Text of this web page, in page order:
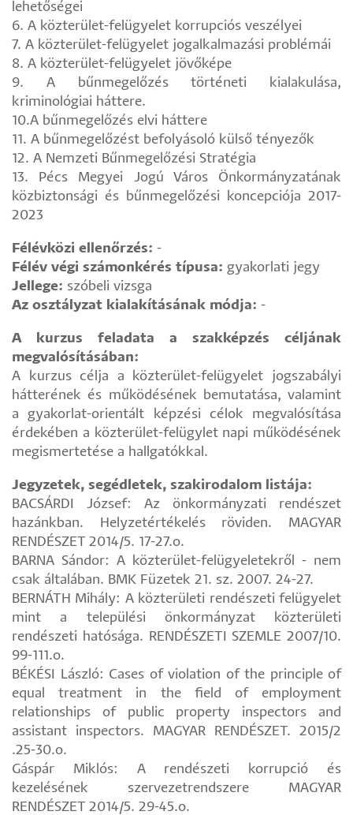
lehetőségei
6. A közterület-felügyelet korrupciós veszélyei
7. A közterület-felügyelet jogalkalmazási problémái
8. A közterület-felügyelet jövőképe
9. A bűnmegelőzés történeti kialakulása,
kriminológiai háttere.
10.A bűnmegelőzés elvi háttere
11. A bűnmegelőzést befolyásoló külső tényezők
12. A Nemzeti Bűnmegelőzési Stratégia
13. Pécs Megyei Jogú Város Önkormányzatának
közbiztonsági és bűnmegelőzési koncepciója 2017-
2023
Félévközi ellenőrzés: -
Félév végi számonkérés típusa: gyakorlati jegy
Jellege: szóbeli vizsga
Az osztályzat kialakításának módja: -
A kurzus feladata a szakképzés céljának
megvalósításában:
A kurzus célja a közterület-felügyelet jogszabályi
hátterének és működésének bemutatása, valamint
a gyakorlat-orientált képzési célok megvalósítása
érdekében a közterület-felügylet napi működésének
megismertetése a hallgatókkal.
Jegyzetek, segédletek, szakirodalom listája:
BACSÁRDI József: Az önkormányzati rendészet
hazánkban. Helyzetértékelés röviden. MAGYAR
RENDÉSZET 2014/5. 17-27.o.
BARNA Sándor: A közterület-felügyeletekről - nem
csak általában. BMK Füzetek 21. sz. 2007. 24-27.
BERNÁTH Mihály: A közterületi rendészeti felügyelet
mint a települési önkormányzat közterületi
rendészeti hatósága. RENDÉSZETI SZEMLE 2007/10.
99-111.o.
BÉKÉSI László: Cases of violation of the principle of
equal treatment in the field of employment
relationships of public property inspectors and
assistant inspectors. MAGYAR RENDÉSZET. 2015/2
.25-30.o.
Gáspár Miklós: A rendészeti korrupció és
kezelésének szervezetrendszere MAGYAR
RENDÉSZET 2014/5. 29-45.o.